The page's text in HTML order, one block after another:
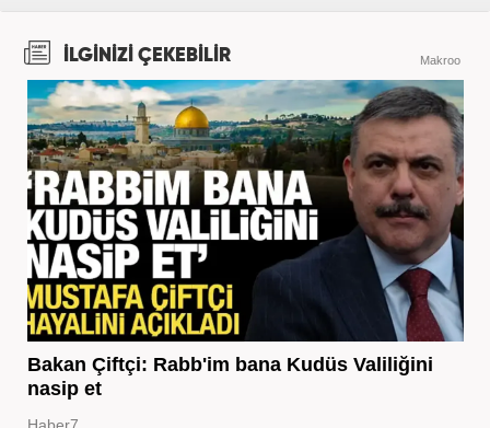
İLGİNİZİ ÇEKEBİLİR Makroo
Bakan Çiftçi: Rabb'im bana Kudüs Valiliğini
nasip et